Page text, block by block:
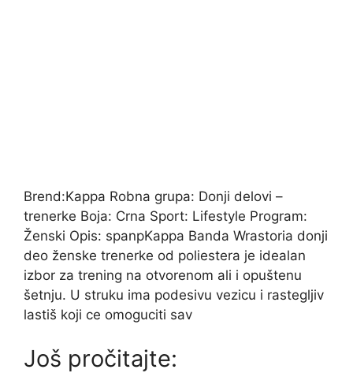
Brend:Kappa Robna grupa: Donji delovi –
trenerke Boja: Crna Sport: Lifestyle Program:
Ženski Opis: spanpKappa Banda Wrastoria donji
deo ženske trenerke od poliestera je idealan
izbor za trening na otvorenom ali i opuštenu
šetnju. U struku ima podesivu vezicu i rastegljiv
lastiš koji ce omoguciti sav
Još pročitajte: